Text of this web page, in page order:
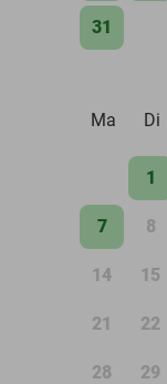
31
Ma
Di
1
7 8
14 15
21 22
28 29